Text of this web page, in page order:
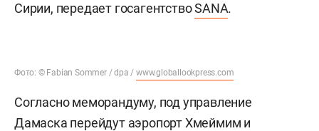
Сирии, передает госагентствоSANA.
Фото: © Fabian Sommer / dpa /www.globallookpress.com
Согласно меморандуму, под управление
Дамаска перейдут аэропорт Хмеймим и